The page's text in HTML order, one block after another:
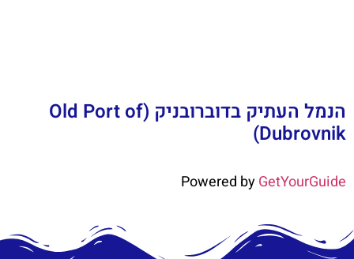
הנמל העתיק בדוברובניק (Old Port of
Dubrovnik)
Powered byGetYourGuide